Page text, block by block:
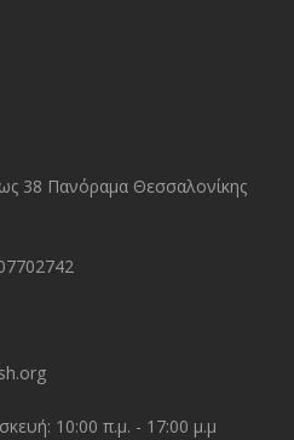
38 Πανόραμα Θεσσαλονίκης
10:00 π.μ. - 17:00 μ.μ